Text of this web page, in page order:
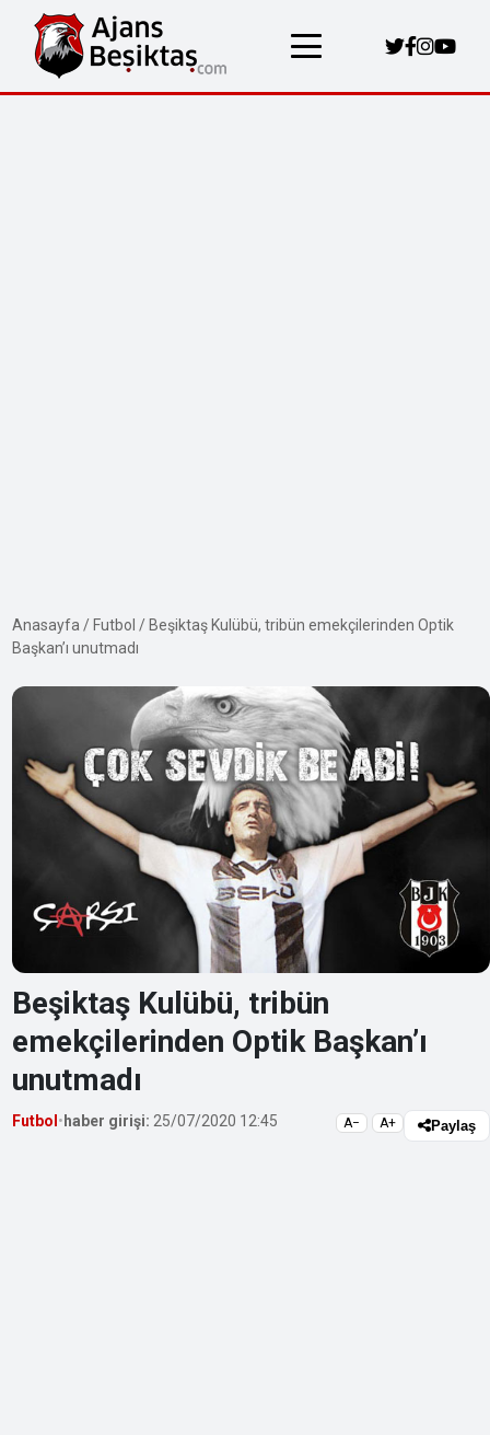
Anasayfa / Futbol / Beşiktaş Kulübü, tribün emekçilerinden Optik
Başkan’ı unutmadı
Beşiktaş Kulübü, tribün
emekçilerinden Optik Başkan’ı
unutmadı
Futbol • haber girişi: 25/07/2020 12:45 A− A+ Paylaş